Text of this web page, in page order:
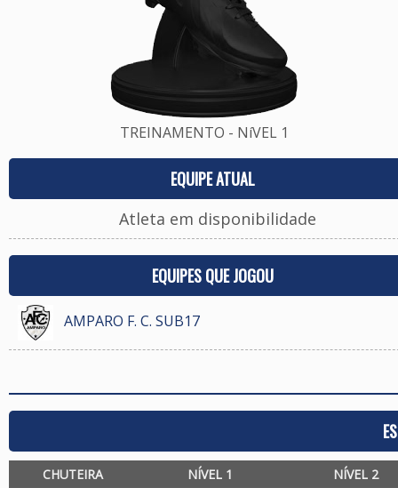
TREINAMENTO - NíVEL 1
EQUIPE ATUAL
Atleta em disponibilidade
EQUIPES QUE JOGOU
AMPARO F. C. SUB17
CHUTEIRA NÍVEL 1 NÍVEL 2